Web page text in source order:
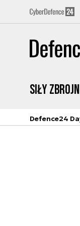
Siły
Defence24